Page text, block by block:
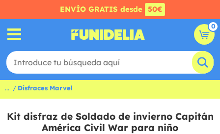
ENVÍO GRATIS desde 50€
0
... Disfraces Marvel
Kit disfraz de Soldado de invierno Capitán
América Civil War para niño